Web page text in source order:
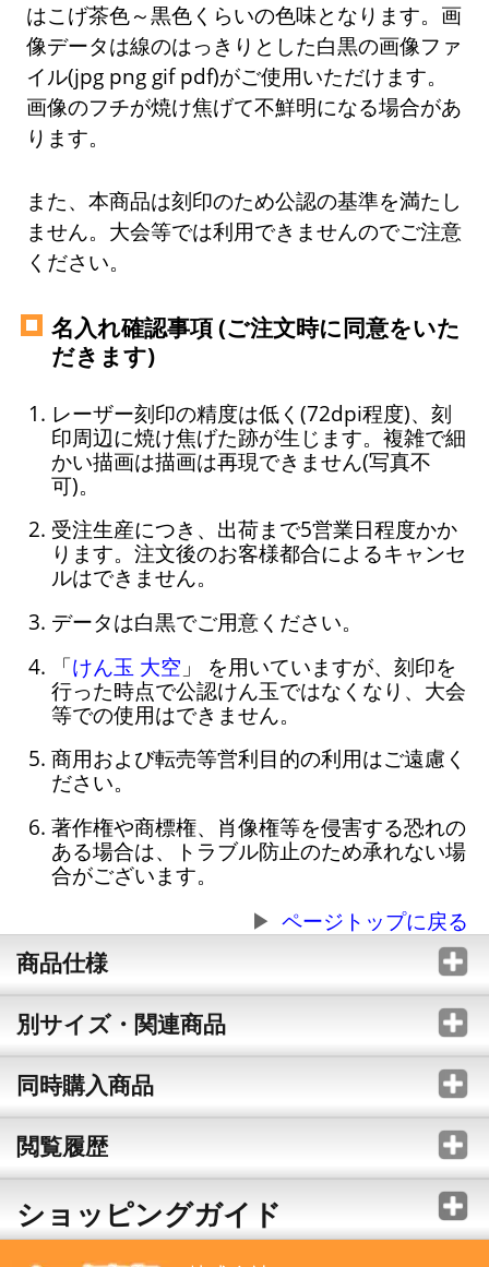
はこげ茶色～黒色くらいの色味となります。画
像データは線のはっきりとした白黒の画像ファ
イル(jpg png gif pdf)がご使用いただけます。
画像のフチが焼け焦げて不鮮明になる場合があ
ります。
また、本商品は刻印のため公認の基準を満たし
ません。大会等では利用できませんのでご注意
ください。
名入れ確認事項 (ご注文時に同意をいた
だきます)
レーザー刻印の精度は低く(72dpi程度)、刻
印周辺に焼け焦げた跡が生じます。複雑で細
かい描画は描画は再現できません(写真不
可)。
受注生産につき、出荷まで5営業日程度かか
ります。注文後のお客様都合によるキャンセ
ルはできません。
データは白黒でご用意ください。
「けん玉 大空 」 を用いていますが、刻印を
行った時点で公認けん玉ではなくなり、大会
等での使用はできません。
商用および転売等営利目的の利用はご遠慮く
ださい。
著作権や商標権、肖像権等を侵害する恐れの
ある場合は、トラブル防止のため承れない場
合がございます。
ページトップに戻る
商品仕様
別サイズ・関連商品
同時購入商品
閲覧履歴
ショッピングガイド